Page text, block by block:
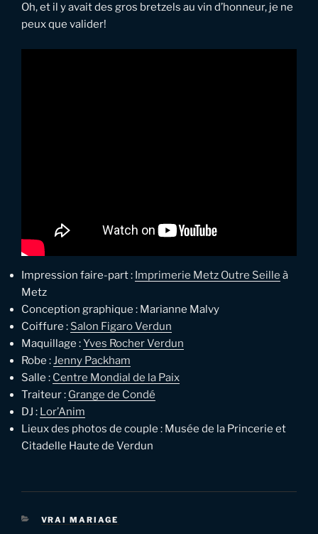
Oh, et il y avait des gros bretzels au vin d’honneur, je ne
peux que valider!
Impression faire-part : Imprimerie Metz Outre Seille à
Metz
Conception graphique : Marianne Malvy
Coiffure : Salon Figaro Verdun
Maquillage :Yves Rocher Verdun
Robe :Jenny Packham
Salle : Centre Mondial de la Paix
Traiteur : Grange de Condé
DJ : Lor’Anim
​Lieux des photos de couple : Musée de la Princerie et
Citadelle Haute de Verdun
CATÉGORIES
VRAI MARIAGE